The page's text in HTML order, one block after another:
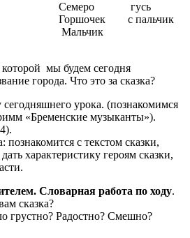
гусь
с пальчик
мы будем сегодня
города. Что это за сказка?
урока. (познакомимся
«Бременские музыканты»).
познакомится с текстом сказки,
характеристику героям сказки,
Словарная работа по ходу.
сказка?
грустно? Радостно? Смешно?